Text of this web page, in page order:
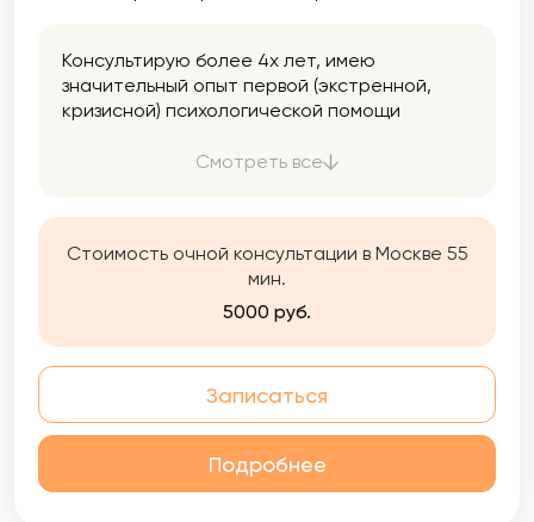
Консультирую более 4х лет, имею
значительный опыт первой (экстренной,
кризисной) психологической помощи
Российском Красном Кресте.
работала психологом в частной школе и
социальном центре).
Смотреть все
Стоимость очной консультации в Москве 55
мин.
5000 руб.
Записаться
Подробнее